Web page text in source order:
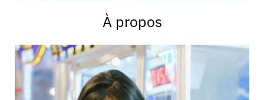
À propos